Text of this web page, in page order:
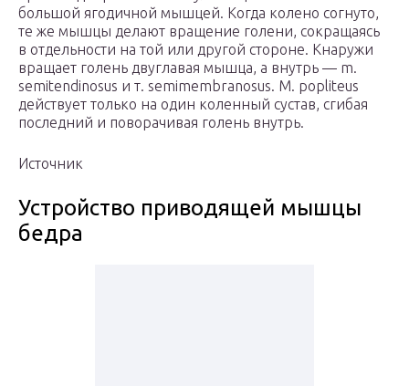
большой ягодичной мышцей. Когда колено согнуто,
те же мышцы делают вращение голени, сокращаясь
в отдельности на той или другой стороне. Кнаружи
вращает голень двуглавая мышца, а внутрь — m.
semitendinosus и т. semimembranosus. М. popliteus
действует только на один коленный сустав, сгибая
последний и поворачивая голень внутрь.
Источник
Устройство приводящей мышцы
бедра